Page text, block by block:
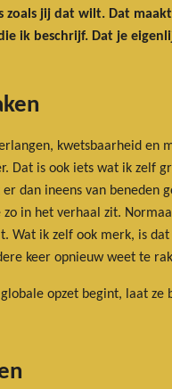
zoals jij dat wilt. Dat
ik beschrijf. Dat je
kwetsbaarheid en
Dat is ook iets wat ik zelf
dan ineens van
in het verhaal zit.
Wat ik zelf ook merk, is
keer opnieuw weet te
opzet begint, laat